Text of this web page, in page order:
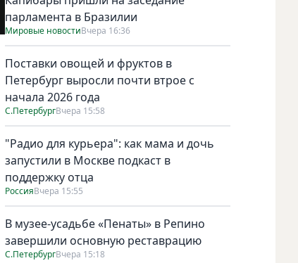
парламента в Бразилии
Мировые новостиВчера 16:36
Поставки овощей и фруктов в
Петербург выросли почти втрое с
начала 2026 года
С.ПетербургВчера 15:58
"Радио для курьера": как мама и дочь
запустили в Москве подкаст в
поддержку отца
РоссияВчера 15:55
В музее-усадьбе «Пенаты» в Репино
завершили основную реставрацию
С.ПетербургВчера 15:18